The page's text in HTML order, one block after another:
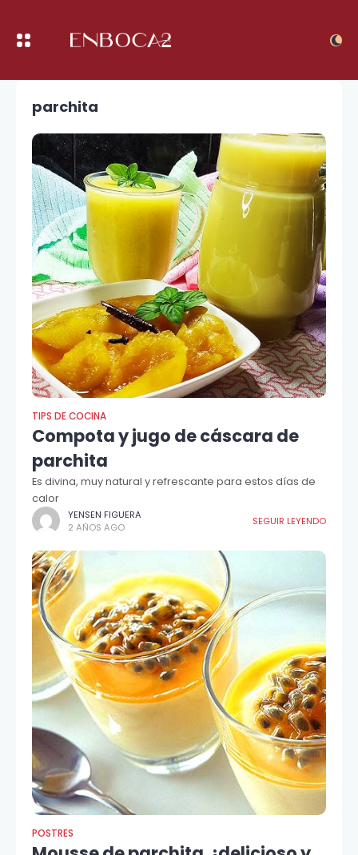
parchita
TIPS DE COCINA
Compota y jugo de cáscara de
parchita
Es divina, muy natural y refrescante para estos días de
calor
YENSEN FIGUERA
2 AÑOS AGO
SEGUIR LEYENDO
POSTRES